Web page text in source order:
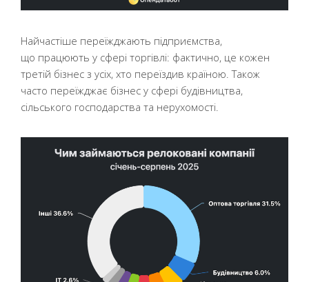
Найчастіше переїжджають підприємства,
що працюють у сфері торгівлі: фактично, це кожен
третій бізнес з усіх, хто переїздив країною. Також
часто переїжджає бізнес у сфері будівництва,
сільського господарства та нерухомості.